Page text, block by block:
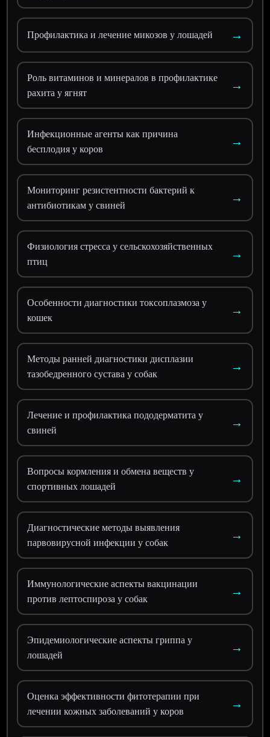
Профилактика и лечение микозов у лошадей →
Роль витаминов и минералов в профилактике
рахита у ягнят
→
Инфекционные агенты как причина
бесплодия у коров
→
Мониторинг резистентности бактерий к
антибиотикам у свиней
→
Физиология стресса у сельскохозяйственных
птиц
→
Особенности диагностики токсоплазмоза у
кошек
→
Методы ранней диагностики дисплазии
тазобедренного сустава у собак
→
Лечение и профилактика пододерматита у
свиней
→
Вопросы кормления и обмена веществ у
спортивных лошадей
→
Диагностические методы выявления
парвовирусной инфекции у собак
→
Иммунологические аспекты вакцинации
против лептоспироза у собак
→
Эпидемиологические аспекты гриппа у
лошадей
→
Оценка эффективности фитотерапии при
лечении кожных заболеваний у коров
→